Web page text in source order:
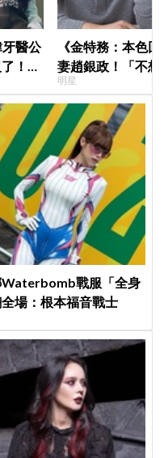
醫公
！粉
《金特務：本色
妻趙銀政！「不
一句話展現滿滿
明星
Waterbomb戰服「全身
場：根本福音戰士